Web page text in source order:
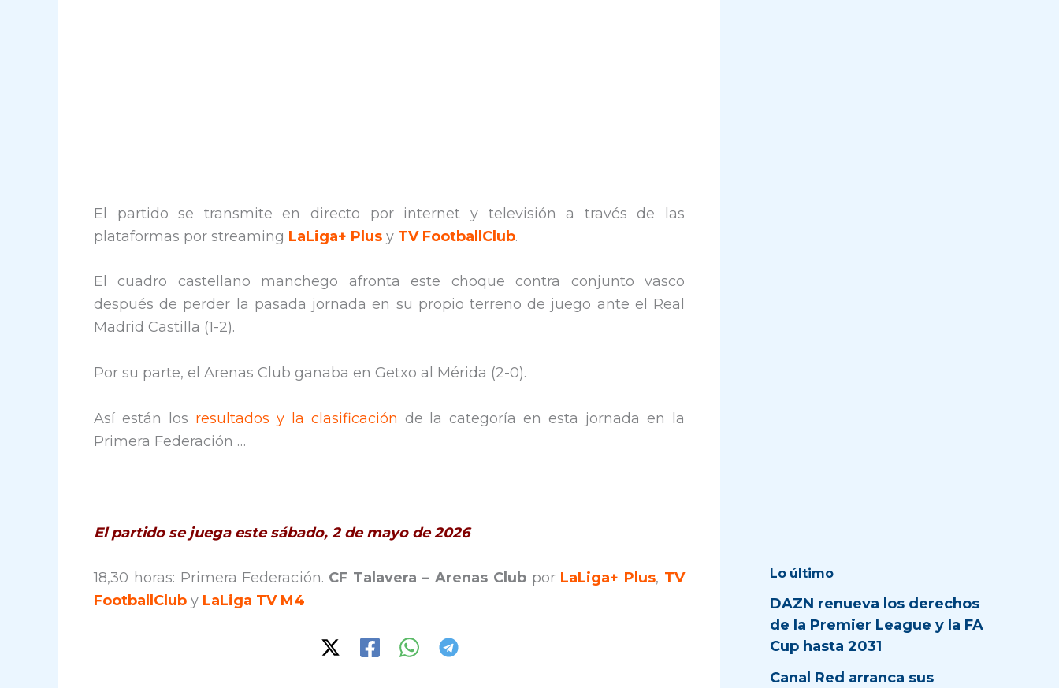
El partido se transmite en directo por internet y televisión a través de las
plataformas por streaming LaLiga+ Plus y TV FootballClub.
El cuadro castellano manchego afronta este choque contra conjunto vasco
después de perder la pasada jornada en su propio terreno de juego ante el Real
Madrid Castilla (1-2).
Por su parte, el Arenas Club ganaba en Getxo al Mérida (2-0).
Así están los resultados y la clasificación de la categoría en esta jornada en la
Primera Federación …
El partido se juega este sábado, 2 de mayo de 2026
18,30 horas: Primera Federación. CF Talavera – Arenas Club por LaLiga+ Plus, TV
FootballClub y LaLiga TV M4
Lo último
DAZN renueva los derechos
de la Premier League y la FA
Cup hasta 2031
Canal Red arranca sus